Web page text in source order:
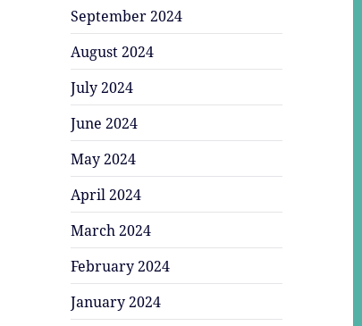
September 2024
August 2024
July 2024
June 2024
May 2024
April 2024
March 2024
February 2024
January 2024